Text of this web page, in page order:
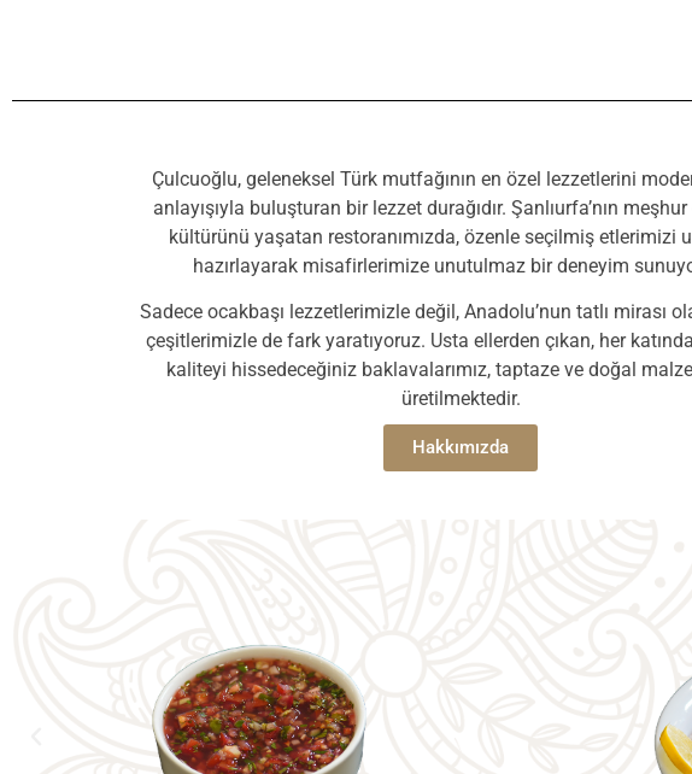
Çulcuoğlu, geleneksel Türk mutfağının en özel lezzetlerini
anlayışıyla buluşturan bir lezzet durağıdır. Şanlıurfa’nın
kültürünü yaşatan restoranımızda, özenle seçilmiş etlerimizi
hazırlayarak misafirlerimize unutulmaz bir deneyim
Sadece ocakbaşı lezzetlerimizle değil, Anadolu’nun tatlı mirası
çeşitlerimizle de fark yaratıyoruz. Usta ellerden çıkan, her
kaliteyi hissedeceğiniz baklavalarımız, taptaze ve doğal
üretilmektedir.
Hakkımızda